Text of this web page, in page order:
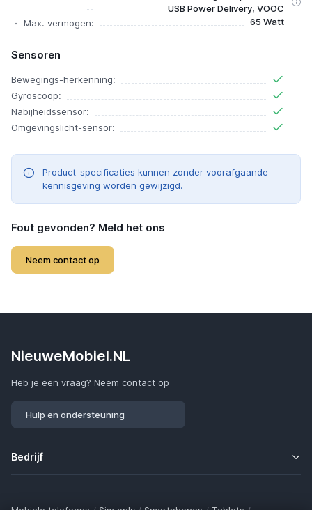
USB Power Delivery, VOOC
Max. vermogen:
65 Watt
Sensoren
Bewegings-herkenning:
Gyroscoop:
Nabijheidssensor:
Omgevingslicht-sensor:
Product-specificaties kunnen zonder voorafgaande
kennisgeving worden gewijzigd.
Fout gevonden? Meld het ons
Neem contact op
NieuweMobiel.NL
Heb je een vraag? Neem contact op
Hulp en ondersteuning
Bedrijf